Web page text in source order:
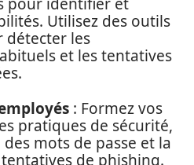
Utilisez des outils
détecter les
et les tentatives
: Formez vos
pratiques de sécurité,
mots de passe et la
de phishing.